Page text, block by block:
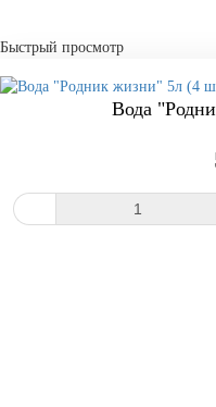
Быстрый просмотр
Вода